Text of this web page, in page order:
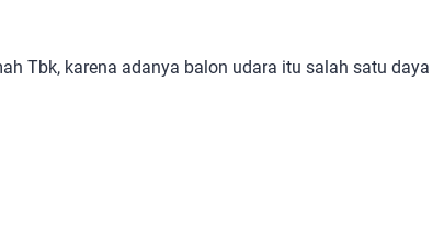
Tbk, karena adanya balon udara itu salah satu daya